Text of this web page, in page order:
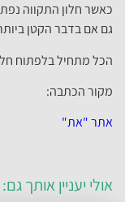
כאשר חלון התקווה
גם אם בדבר הקטן
הכל מתחיל בלפתוח
מקור הכתבה:
אתר "את"
אולי יעניין אותך גם: